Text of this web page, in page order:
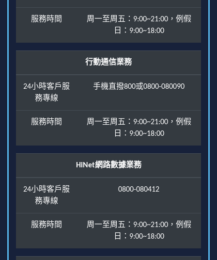
服務時間
周一至周五：9:00~21:00，例假
日：9:00~18:00
行動通信業務
24小時客戶服
務專線
手機直撥800或0800-080090
服務時間
周一至周五：9:00~21:00，例假
日：9:00~18:00
HiNet網路數據業務
24小時客戶服
務專線
0800-080412
服務時間
周一至周五：9:00~21:00，例假
日：9:00~18:00